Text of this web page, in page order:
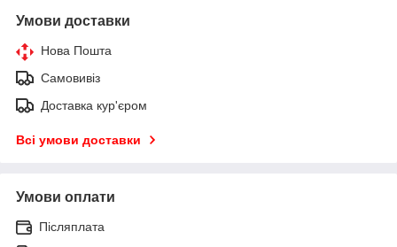
Умови доставки
Нова Пошта
Самовивіз
Доставка кур'єром
Всі умови доставки
Умови оплати
Післяплата